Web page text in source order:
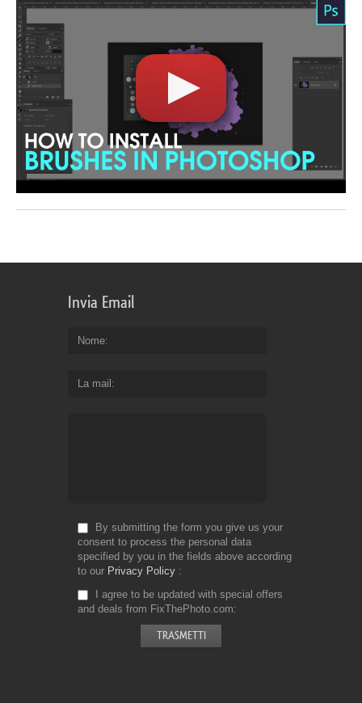
Invia Email
Nome
La mail
By submitting the form you give us your
consent to process the personal data
specified by you in the fields above according
to our Privacy Policy
I agree to be updated with special offers
and deals from FixThePhoto.com